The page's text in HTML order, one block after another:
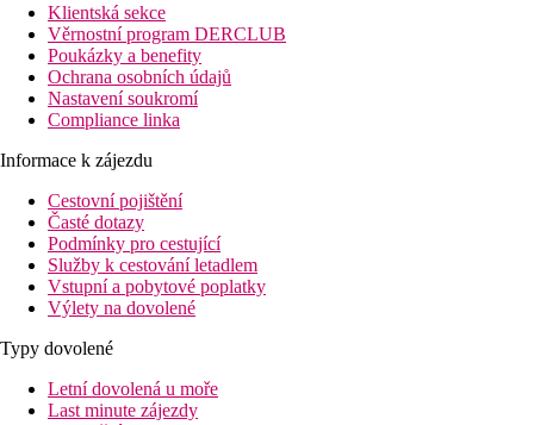
Klientská sekce
Věrnostní program DERCLUB
Poukázky a benefity
Ochrana osobních údajů
Nastavení soukromí
Compliance linka
Informace k zájezdu
Cestovní pojištění
Časté dotazy
Podmínky pro cestující
Služby k cestování letadlem
Vstupní a pobytové poplatky
Výlety na dovolené
Typy dovolené
Letní dovolená u moře
Last minute zájezdy